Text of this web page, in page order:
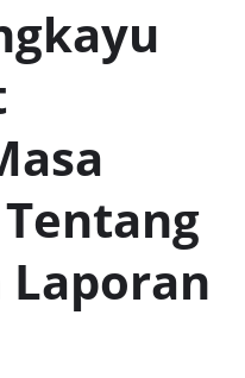
Laporan